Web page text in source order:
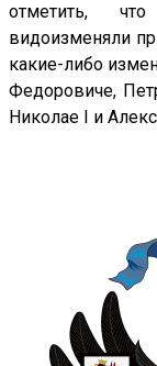
отметить,
видоизменяли
какие-либо
Федоровиче,
Николае I и